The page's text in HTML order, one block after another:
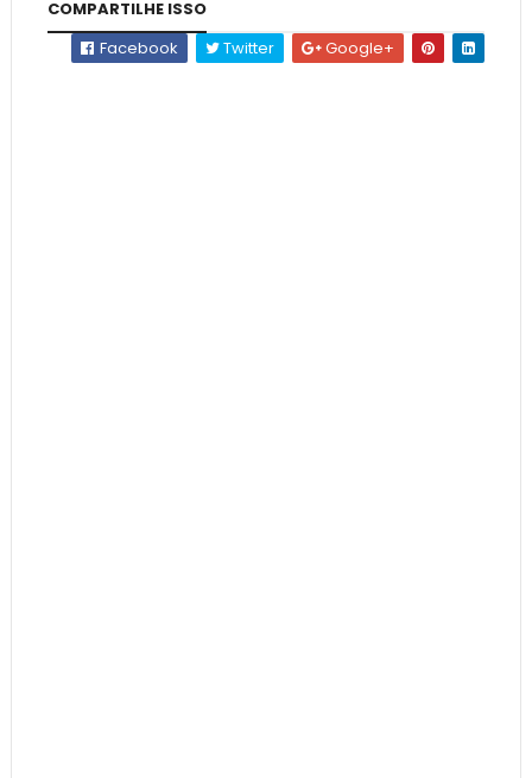
COMPARTILHE ISSO
Facebook
Twitter Google+